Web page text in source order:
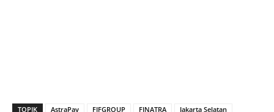
TOPIK AstraPay FIFGROUP FINATRA
Jakarta Selatan